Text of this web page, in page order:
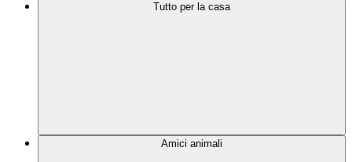
Tutto per la casa
Amici animali